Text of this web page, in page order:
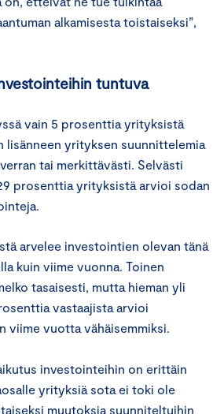
alkamisesta toistaiseksi”,
tuntuva
vain 5 prosenttia yrityksistä
lisänneen yrityksen suunnittelemia
tai merkittävästi. Selvästi
prosenttia yrityksistä arvioi sodan
arvelee investointien olevan tänä
kuin viime vuonna. Toinen
tasaisesti, mutta hieman yli
vastaajista arvioi
viime vuotta vähäisemmiksi.
investointeihin on erittäin
yrityksiä sota ei toki ole
muutoksia suunniteltuihin